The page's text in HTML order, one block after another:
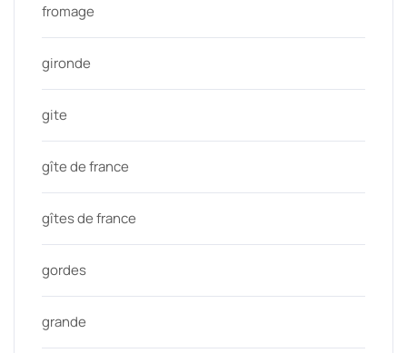
fromage
gironde
gite
gîte de france
gîtes de france
gordes
grande